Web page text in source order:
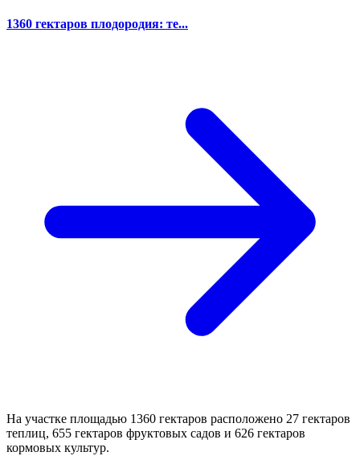
1360 гектаров плодородия: те...
На участке площадью 1360 гектаров расположено 27 гектаров
теплиц, 655 гектаров фруктовых садов и 626 гектаров
кормовых культур.